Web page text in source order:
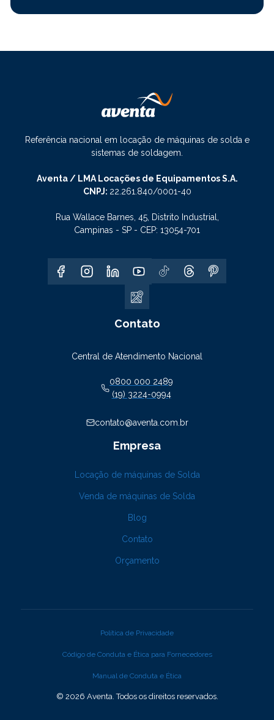
Referência nacional em locação de máquinas de solda e
sistemas de soldagem.
Aventa / LMA Locações de Equipamentos S.A.
CNPJ: 22.261.840/0001-40
Rua Wallace Barnes, 45, Distrito Industrial,
Campinas - SP - CEP: 13054-701
Contato
Central de Atendimento Nacional
0800 000 2489
(19) 3224-0994
contato@aventa.com.br
Empresa
Locação de máquinas de Solda
Venda de máquinas de Solda
Blog
Contato
Orçamento
© 2026 Aventa. Todos os direitos reservados.
Política de Privacidade
Código de Conduta e Ética para Fornecedores
Manual de Conduta e Ética